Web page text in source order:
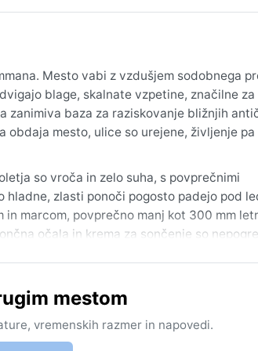
Mesto vabi z vzdušjem sodobnega
blage, skalnate vzpetine, značilne za
zanimiva baza za raziskovanje bližnjih
obdaja mesto, ulice so urejene, življenje
so vroča in zelo suha, s povprečnimi
hladne, zlasti ponoči pogosto padejo pod
marcom, povprečno manj kot 300 mm
očala in krema za sončenje so
snežne padavine presenetijo in
imenovan hamsin, ki dvigne prah in
z veliko sonca in jasnega neba.
mestom
vremenskih razmer in napovedi.